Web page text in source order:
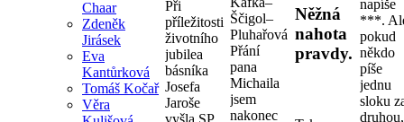
Chaar
Zdeněk
Jirásek
Eva
Kantůrková
Tomáš Kočař
Věra
Při
příležitosti
životního
jubilea
básníka
Josefa
Jaroše
Ščigol–
Pluhařová
Přání
pana
Michaila
jsem
nakonec
Něžná
nahota
pravdy.
napíše
***.
pokud
někdo
píše
jednu
sloku
druhou,